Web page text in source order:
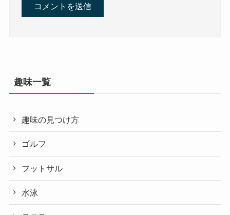
趣味一覧
趣味の見つけ方
ゴルフ
フットサル
水泳